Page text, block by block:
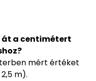
a centimétert
mért értéket
m).